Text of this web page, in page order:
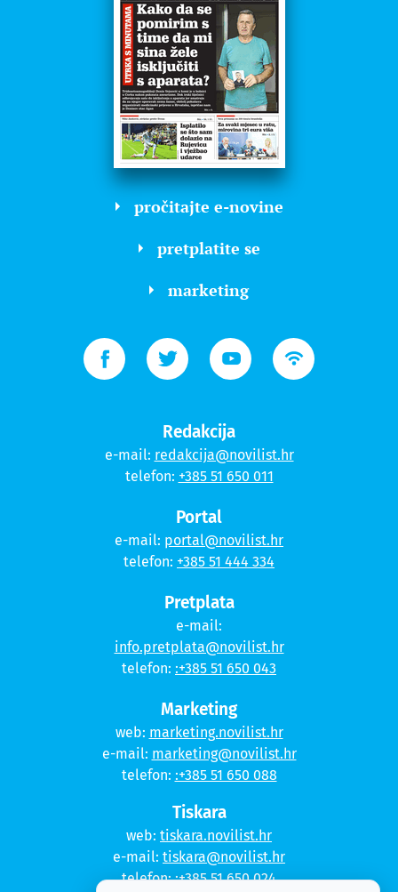
pročitajte e-novine
pretplatite se
marketing
Redakcija
e-mail: redakcija@novilist.hr
telefon: +385 51 650 011
Portal
e-mail: portal@novilist.hr
telefon: +385 51 444 334
Pretplata
e-mail:
info.pretplata@novilist.hr
telefon: :+385 51 650 043
Marketing
web: marketing.novilist.hr
e-mail: marketing@novilist.hr
telefon: :+385 51 650 088
Tiskara
web: tiskara.novilist.hr
e-mail: tiskara@novilist.hr
telefon::+385 51 650 024